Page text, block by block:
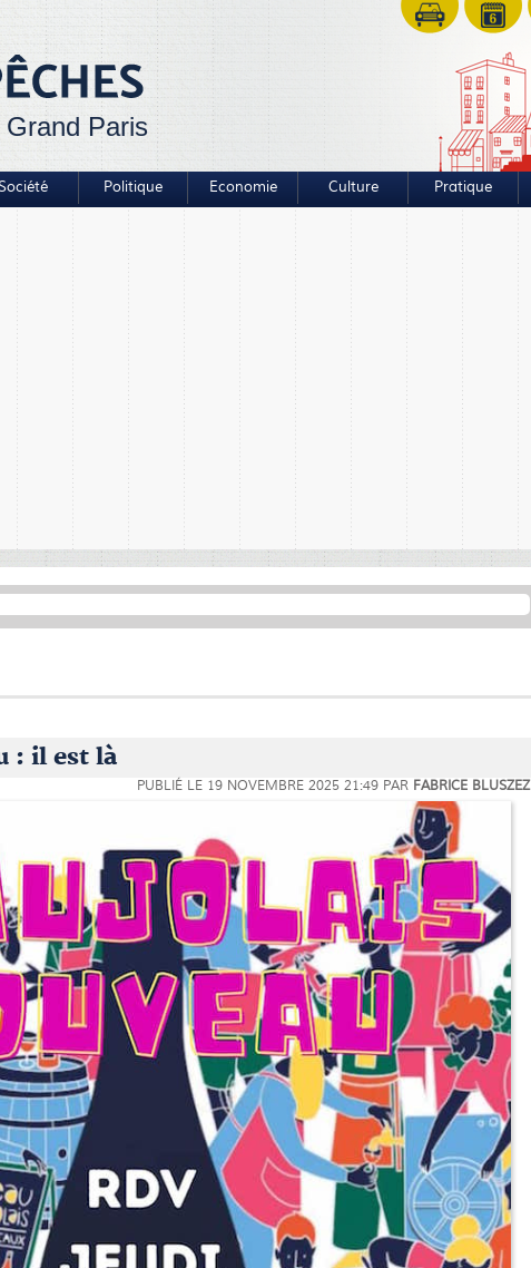
Paris
Société Politique Economie Culture Pratique
: il est là
PUBLIÉ LE 19 NOVEMBRE 2025 21:49 PAR FABRICE BLUSZEZ